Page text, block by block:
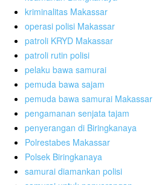
kriminalitas Makassar
operasi polisi Makassar
patroli KRYD Makassar
patroli rutin polisi
pelaku bawa samurai
pemuda bawa sajam
pemuda bawa samurai Makassar
pengamanan senjata tajam
penyerangan di Biringkanaya
Polrestabes Makassar
Polsek Biringkanaya
samurai diamankan polisi